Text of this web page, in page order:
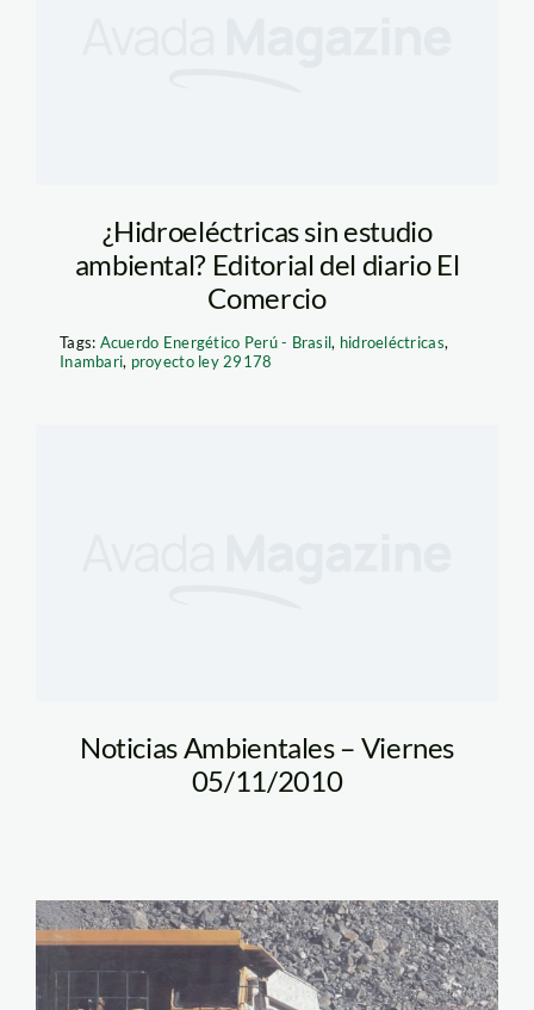
¿Hidroeléctricas sin estudio
ambiental? Editorial del diario El
Comercio
Tags: Acuerdo Energético Perú - Brasil, hidroeléctricas,
Inambari, proyecto ley 29178
Noticias Ambientales – Viernes
05/11/2010
mineria